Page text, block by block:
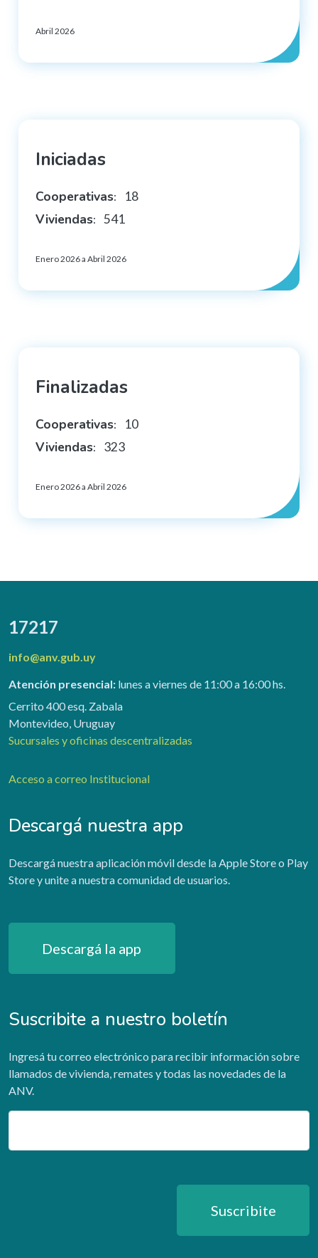
Abril 2026
Iniciadas
Cooperativas: 18
Viviendas: 541
Enero 2026 a Abril 2026
Finalizadas
Cooperativas: 10
Viviendas: 323
Enero 2026 a Abril 2026
17217
info@anv.gub.uy
Atención presencial: lunes a viernes de 11:00 a 16:00 hs.
Cerrito 400 esq. Zabala
Montevideo, Uruguay
Sucursales y oficinas descentralizadas
Acceso a correo Institucional
Descargá nuestra app
Descargá nuestra aplicación móvil desde la Apple Store o Play
Store y unite a nuestra comunidad de usuarios.
Descargá la app
Suscribite a nuestro boletín
Ingresá tu correo electrónico para recibir información sobre
llamados de vivienda, remates y todas las novedades de la
ANV.
Email
Suscribite